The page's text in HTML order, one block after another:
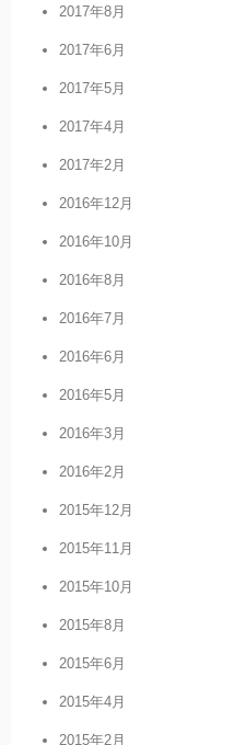
2017年8月
2017年6月
2017年5月
2017年4月
2017年2月
2016年12月
2016年10月
2016年8月
2016年7月
2016年6月
2016年5月
2016年3月
2016年2月
2015年12月
2015年11月
2015年10月
2015年8月
2015年6月
2015年4月
2015年2月